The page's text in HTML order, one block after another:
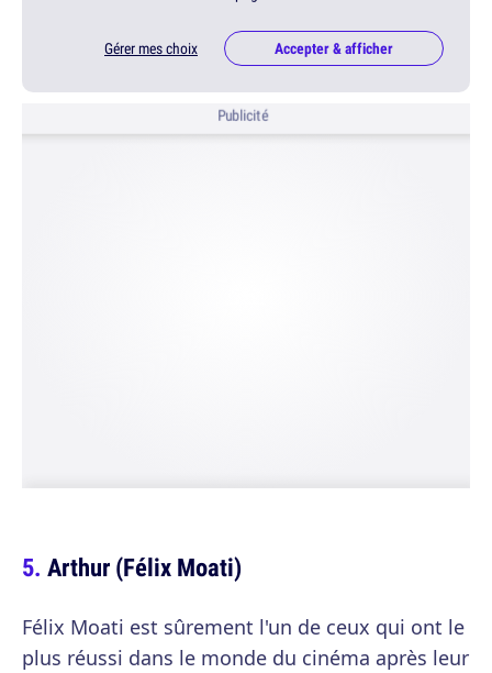
Gérer mes choix Accepter & afficher
Publicité
Arthur (Félix Moati)
Félix Moati est sûrement l'un de ceux qui ont le
plus réussi dans le monde du cinéma après leur